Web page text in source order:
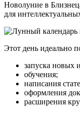
Новолуние в
для
Этот день идеально
запуска новых
обучения;
написания
оформления
расширения